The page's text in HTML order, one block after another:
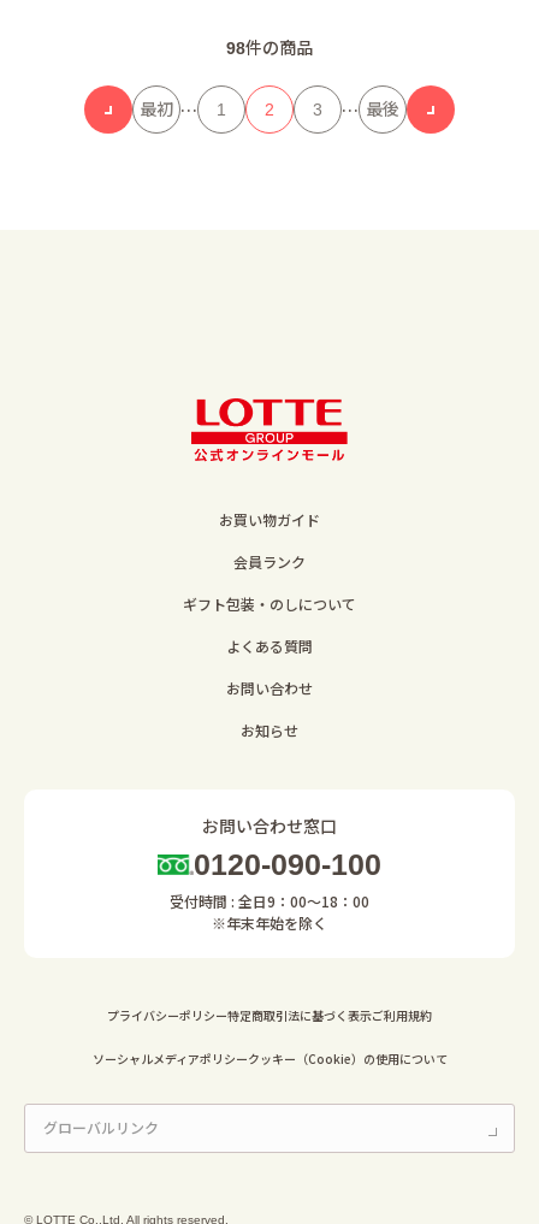
98件の商品
最初 … 1 2 3 … 最後
お買い物ガイド
会員ランク
ギフト包装・のしについて
よくある質問
お問い合わせ
お知らせ
お問い合わせ窓口
0120-090-100
受付時間 : 全日9：00～18：00
※年末年始を除く
プライバシーポリシー特定商取引法に基づく表示ご利用規約
ソーシャルメディアポリシークッキー（Cookie）の使用について
© LOTTE Co.,Ltd. All rights reserved.